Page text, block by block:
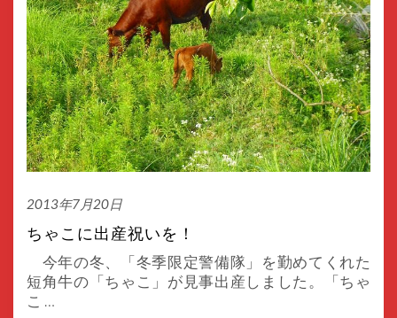
2013年7月20日
ちゃこに出産祝いを！
今年の冬、「冬季限定警備隊」を勤めてくれた
短角牛の「ちゃこ」が見事出産しました。「ちゃ
こ …